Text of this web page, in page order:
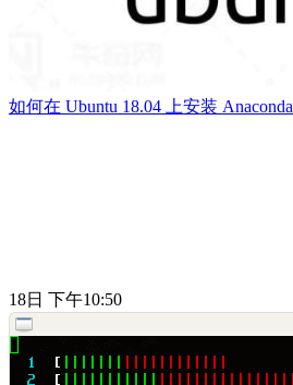
如何在 Ubuntu 18.04 上安装 Anaconda
18日 下午10:50